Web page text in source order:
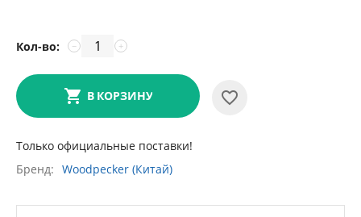
Кол-во: +
−
В КОРЗИНУ
Только официальные поставки!
Бренд
Woodpecker (Китай)